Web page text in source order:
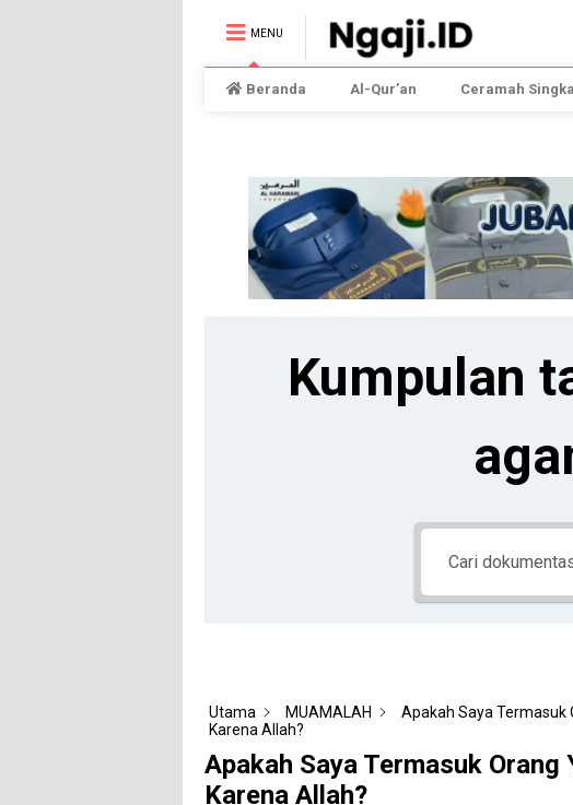
MENU
Beranda Al-Qur’an Ceramah
Kumpulan
Utama MUAMALAH
Apakah Saya Termasuk
Karena Allah?
Apakah Saya Termasuk Orang
Karena Allah?